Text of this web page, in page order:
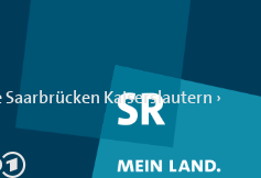
Kaiserslautern